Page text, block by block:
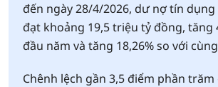
đến ngày 28/4/2026, dư nợ tín
đạt khoảng 19,5 triệu tỷ đồng, tăng
đầu năm và tăng 18,26% so với
Chênh lệch gần 3,5 điểm phần